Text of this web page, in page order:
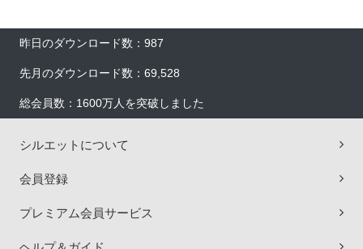
昨日のダウンロード数：987
先月のダウンロード数：69,528
総会員数：1600万人を突破しました
シルエットについて
会員登録
プレミアム会員サービス